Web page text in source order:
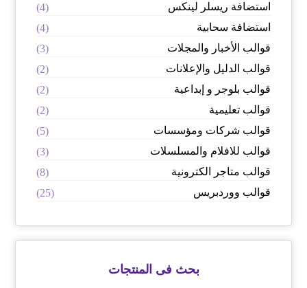
استضافة ريسلر لينكس
(4)
استضافة سحابية
(4)
قوالب الأخبار والمجلات
(3)
قوالب الدليل والإعلانات
(2)
قوالب بلوجر و إبداعية
(2)
قوالب تعليمية
(2)
قوالب شركات ومؤسسات
(5)
قوالب للافلام والمسلسلات
(3)
قوالب متاجر الكترونية
(8)
قوالب ووردبريس
(25)
بحث فى المنتجات